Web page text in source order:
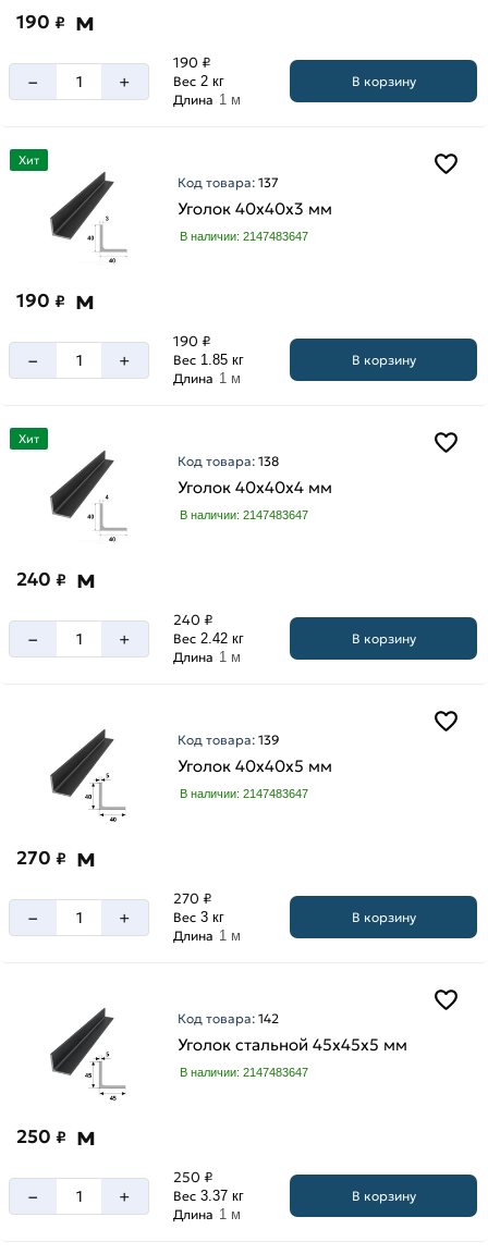
190 ₽ м
– +
190 ₽
Вес 2 кг
Длина 1 м
В корзину
Хит
Код товара:137
Уголок 40х40х3 мм
В наличии: 2147483647
190 ₽ м
– +
190 ₽
Вес 1.85 кг
Длина 1 м
В корзину
Хит
Код товара:138
Уголок 40х40х4 мм
В наличии: 2147483647
240 ₽ м
– +
240 ₽
Вес 2.42 кг
Длина 1 м
В корзину
Код товара:139
Уголок 40х40х5 мм
В наличии: 2147483647
270 ₽ м
– +
270 ₽
Вес 3 кг
Длина 1 м
В корзину
Код товара:142
Уголок стальной 45х45х5 мм
В наличии: 2147483647
250 ₽ м
– +
250 ₽
Вес 3.37 кг
Длина 1 м
В корзину